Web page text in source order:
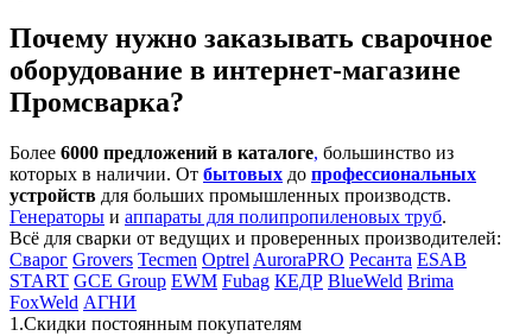
Почему нужно заказывать сварочное
оборудование в интернет-магазине
Промсварка?
Более 6000 предложений в каталоге, большинство из
которых в наличии. От бытовых до профессиональных
устройств для больших промышленных производств.
Генераторы и аппараты для полипропиленовых труб.
Всё для сварки от ведущих и проверенных производителей:
Сварог Grovers Tecmen Optrel AuroraPRO Ресанта ESAB
START GCE Group EWM Fubag КЕДР BlueWeld Brima
FoxWeld АГНИ
1.Скидки постоянным покупателям